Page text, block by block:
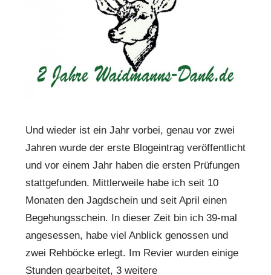
Und wieder ist ein Jahr vorbei, genau vor zwei
Jahren wurde der erste Blogeintrag veröffentlicht
und vor einem Jahr haben die ersten Prüfungen
stattgefunden. Mittlerweile habe ich seit 10
Monaten den Jagdschein und seit April einen
Begehungsschein. In dieser Zeit bin ich 39-mal
angesessen, habe viel Anblick genossen und
zwei Rehböcke erlegt. Im Revier wurden einige
Stunden gearbeitet, 3 weitere